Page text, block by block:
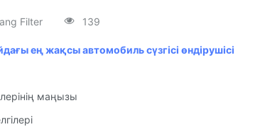
Filter 139
ең жақсы автомобиль сүзгісі өндірушісі
маңызы